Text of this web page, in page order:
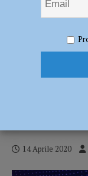
casa con mio figlio e
farmaci a casa
“Sono in
14 Aprile 2020